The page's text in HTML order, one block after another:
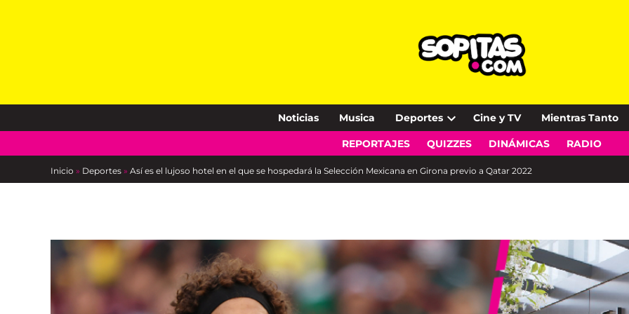
Noticias Musica Deportes
Open
dropdown
Cine y TV Mientras Tanto
REPORTAJES QUIZZES DINÁMICAS RADIO
Inicio » Deportes » Así es el lujoso hotel en el que se hospedará la Selección Mexicana en Girona previo a Qatar 2022